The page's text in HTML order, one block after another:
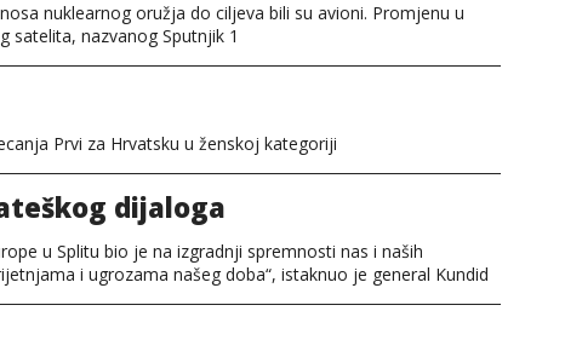
nuklearnog oružja do ciljeva bili su avioni. Promjenu u
nazvanog Sputnjik 1
Prvi za Hrvatsku u ženskoj kategoriji
dijaloga
u Splitu bio je na izgradnji spremnosti nas i naših
i ugrozama našeg doba“, istaknuo je general Kundid